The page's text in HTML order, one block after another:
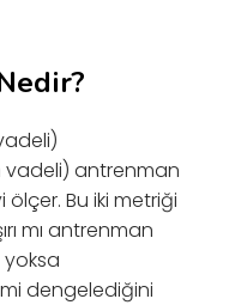
vadeli) antrenman
Bu iki metriği
mı antrenman
yoksa
dengelediğini